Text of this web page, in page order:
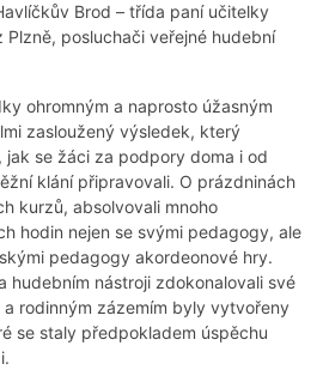
Brod – třída paní učitelky
posluchači veřejné hudební
ohromným a naprosto úžasným
zasloužený výsledek, který
se žáci za podpory doma i od
klání připravovali. O prázdninách
kurzů, absolvovali mnoho
hodin nejen se svými pedagogy, ale
pedagogy akordeonové hry.
hudebním nástroji zdokonalovali své
rodinným zázemím byly vytvořeny
se staly předpokladem úspěchu